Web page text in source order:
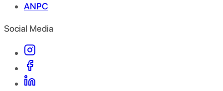
ANPC
Social Media